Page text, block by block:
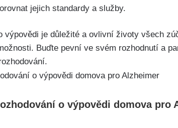
jejich standardy a služby.
výpovědi je důležité a ovlivní životy všech
Buďte pevní ve svém rozhodnutí a
o výpovědi domova pro